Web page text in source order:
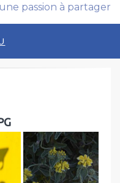
passion à partager